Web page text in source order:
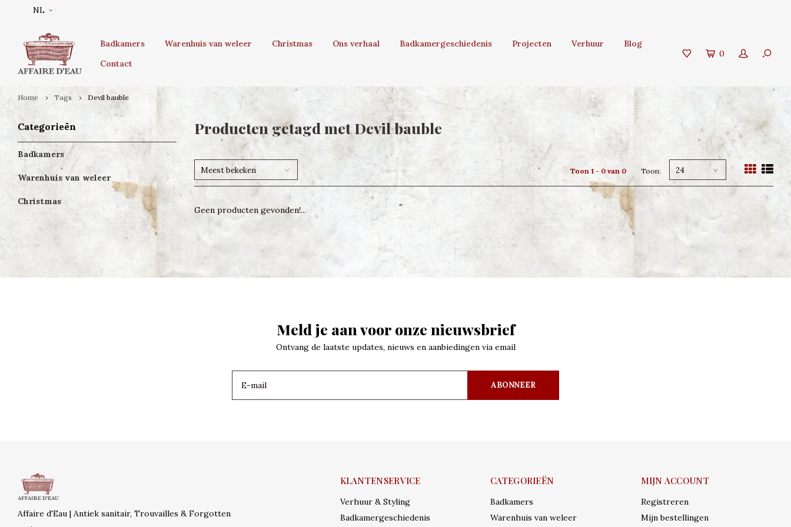
NL
Badkamers Warenhuis van weleer Christmas Ons verhaal Badkamergeschiedenis Projecten Verhuur
Blog
Contact
0
Home Tags Devil bauble
Categorieën
Badkamers
Warenhuis van weleer
Christmas
Producten getagd met Devil bauble
Meest bekeken Toon 1 - 0 van 0 Toon: 24
Geen producten gevonden!...
Meld je aan voor onze nieuwsbrief
Ontvang de laatste updates, nieuws en aanbiedingen via email
ABONNEER
Affaire d'Eau | Antiek sanitair, Trouvailles & Forgotten
KLANTENSERVICE
Verhuur & Styling
Badkamergeschiedenis
CATEGORIEËN
Badkamers
Warenhuis van weleer
MIJN ACCOUNT
Registreren
Mijn bestellingen